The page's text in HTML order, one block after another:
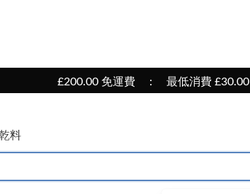
£200.00 免運費 : 最低消費 £30.00
料